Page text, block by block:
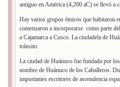
antiguo en América (4,200 aC) se llevó a
Hay varios grupos étnicos que habitaron
comenzaron a incorporarse como parte
a Cajamarca a Cusco. La ciudadela de
tránsito.
La ciudad de Huánuco fue fundada por
nombre de Huánuco de los Caballeros.
importantes escritores de ascendencia